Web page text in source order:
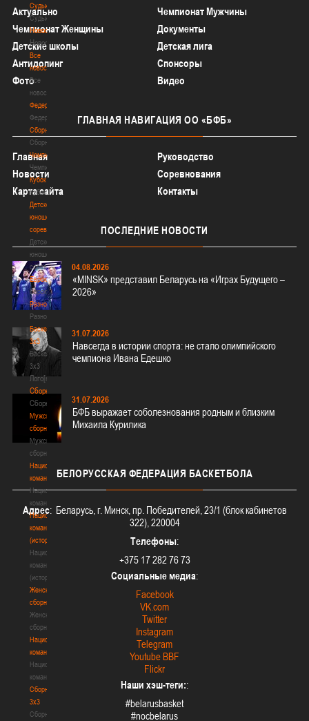
Судьи
Судьи
Новости
Новости
Все
новости
Все
новости
Федерация
Федерация
Сборные
Сборные
Чемпионат
Чемпионат
Кубок
Кубок
Детско-
юношеские
соревнования
Детско-
юношеские
соревнования
Еврокубки
Еврокубки
Разное
Разное
Баскетбол
3х3
Баскетбол
3х3
Лого[modid=121]
Сборные
Сборные
Мужские
сборные
Мужские
сборные
Национальная
команда
Национальная
команда
Национальная
команда
(история)
Национальная
команда
(история)
Женские
сборные
Женские
сборные
Национальная
команда
Национальная
команда
Сборные
3х3
Сборные
Актуально
Чемпионат Мужчины
Чемпионат Женщины
Документы
Детские школы
Детская лига
Антидопинг
Спонсоры
Фото
Видео
ГЛАВНАЯ НАВИГАЦИЯ ОО «БФБ»
Главная
Руководство
Новости
Соревнования
Карта сайта
Контакты
ПОСЛЕДНИЕ НОВОСТИ
04.08.2026
«MINSK» представил Беларусь на «Играх Будущего –
2026»
31.07.2026
Навсегда в истории спорта: не стало олимпийского
чемпиона Ивана Едешко
31.07.2026
БФБ выражает соболезнования родным и близким
Михаила Курилика
БЕЛОРУССКАЯ ФЕДЕРАЦИЯ БАСКЕТБОЛА
Адрес: Беларусь, г. Минск, пр. Победителей, 23/1 (блок кабинетов
322), 220004
Телефоны:
+375 17 282 76 73
Социальные медиа:
Facebook
VK.com
Twitter
Instagram
Telegram
Youtube BBF
Flickr
Наши хэш-теги::
#belarusbasket
#nocbelarus